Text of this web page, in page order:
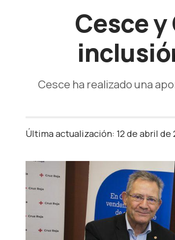
Cesce
Cesce ha realizado una
Última actualización: 12 de abril de